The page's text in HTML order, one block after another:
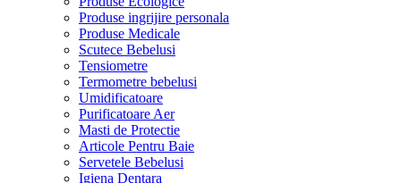
Produse ingrijire personala
Produse Medicale
Scutece Bebelusi
Tensiometre
Termometre bebelusi
Umidificatoare
Purificatoare Aer
Masti de Protectie
Articole Pentru Baie
Servetele Bebelusi
Igiena Dentara